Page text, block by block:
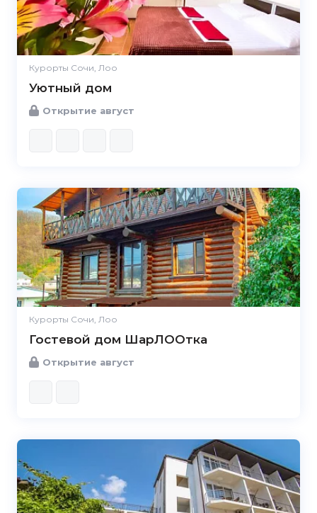
Курорты Сочи, Лоо
Уютный дом
Открытие август
Курорты Сочи, Лоо
Гостевой дом ШарЛООтка
Открытие август